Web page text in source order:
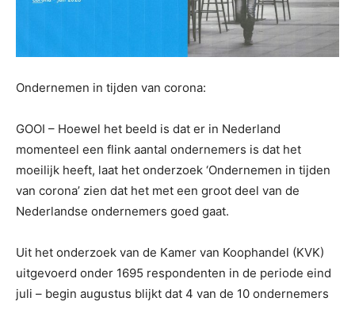
Ondernemen in tijden van corona:
GOOI – Hoewel het beeld is dat er in Nederland
momenteel een flink aantal ondernemers is dat het
moeilijk heeft, laat het onderzoek ‘Ondernemen in tijden
van corona’ zien dat het met een groot deel van de
Nederlandse ondernemers goed gaat.
Uit het onderzoek van de Kamer van Koophandel (KVK)
uitgevoerd onder 1695 respondenten in de periode eind
juli – begin augustus blijkt dat 4 van de 10 ondernemers